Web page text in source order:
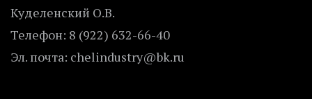
Куделенский О.В.
Телефон: 8 (922) 632-66-40
Эл. почта: chelindustry@bk.ru